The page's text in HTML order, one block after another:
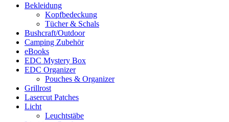
Bekleidung
Kopfbedeckung
Tücher & Schals
Bushcraft/Outdoor
Camping Zubehör
eBooks
EDC Mystery Box
EDC Organizer
Pouches & Organizer
Grillrost
Lasercut Patches
Licht
Leuchtstäbe